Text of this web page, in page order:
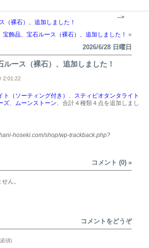
（裸石）、追加しました！
宝飾品、宝石ルース（裸石）、追加しました！ »
2026/6/28 日曜日
ース（裸石）、追加しました！
2:01:22
ト（ソーティング付き） 、 スティビオタンタライト
ズ、 ムーンストーン、合計４種類４点を追加しまし
hoseki.com/shop/wp-trackback.php?
コメント (0) »
ん。
コメントをどうぞ
須)
-->